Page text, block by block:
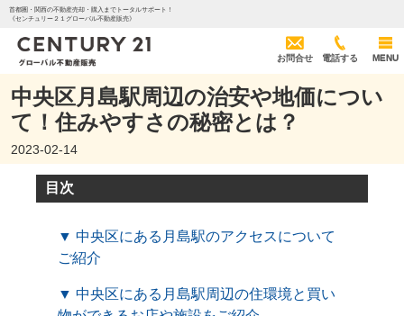
首都圏・関西の不動産売却・購入までトータルサポート！
《センチュリー２１グローバル不動産販売》
お問合せ 電話する MENU
中央区月島駅周辺の治安や地価につい
て！住みやすさの秘密とは？
2023-02-14
目次
▼ 中央区にある月島駅のアクセスについて
ご紹介
▼ 中央区にある月島駅周辺の住環境と買い